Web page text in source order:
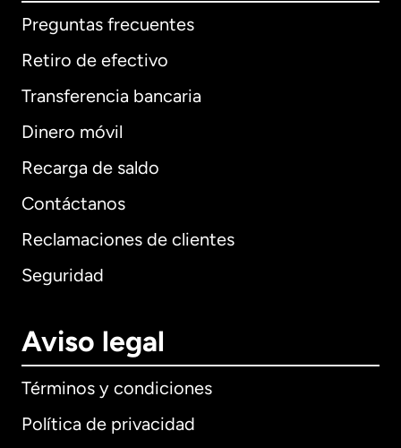
Preguntas frecuentes
Retiro de efectivo
Transferencia bancaria
Dinero móvil
Recarga de saldo
Contáctanos
Reclamaciones de clientes
Seguridad
Aviso legal
Términos y condiciones
Política de privacidad